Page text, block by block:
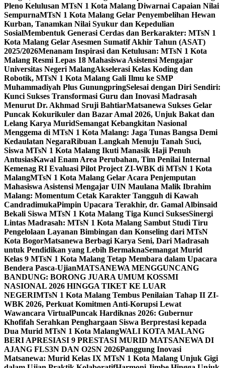
Pleno Kelulusan MTsN 1 Kota Malang Diwarnai Capaian Nilai
SempurnaMTsN 1 Kota Malang Gelar Penyembelihan Hewan
Kurban, Tanamkan Nilai Syukur dan Kepedulian
SosialMembentuk Generasi Cerdas dan Berkarakter: MTsN 1
Kota Malang Gelar Asesmen Sumatif Akhir Tahun (ASAT)
2025/2026Menanam Inspirasi dan Ketulusan: MTsN 1 Kota
Malang Resmi Lepas 18 Mahasiswa Asistensi Mengajar
Universitas Negeri MalangAkselerasi Kelas Koding dan
Robotik, MTsN 1 Kota Malang Gali Ilmu ke SMP
Muhammadiyah Plus GunungpringSelesai dengan Diri Sendiri:
Kunci Sukses Transformasi Guru dan Inovasi Madrasah
Menurut Dr. Akhmad Sruji BahtiarMatsanewa Sukses Gelar
Puncak Kokurikuler dan Bazar Amal 2026, Unjuk Bakat dan
Lelang Karya MuridSemangat Kebangkitan Nasional
Menggema di MTsN 1 Kota Malang: Jaga Tunas Bangsa Demi
Kedaulatan NegaraRibuan Langkah Menuju Tanah Suci,
Siswa MTsN 1 Kota Malang Ikuti Manasik Haji Penuh
AntusiasKawal Enam Area Perubahan, Tim Penilai Internal
Kemenag RI Evaluasi Pilot Project ZI-WBK di MTsN 1 Kota
MalangMTsN 1 Kota Malang Gelar Acara Penjemputan
Mahasiswa Asistensi Mengajar UIN Maulana Malik Ibrahim
Malang: Momentum Cetak Karakter Tangguh di Kawah
CandradimukaPimpin Upacara Terakhir, dr. Gamal Albinsaid
Bekali Siswa MTsN 1 Kota Malang Tiga Kunci SuksesSinergi
Lintas Madrasah: MTsN 1 Kota Malang Sambut Studi Tiru
Pengelolaan Layanan Bimbingan dan Konseling dari MTsN
Kota BogorMatsanewa Berbagi Karya Seni, Dari Madrasah
untuk Pendidikan yang Lebih BermaknaSemangat Murid
Kelas 9 MTsN 1 Kota Malang Tetap Membara dalam Upacara
Bendera Pasca-UjianMATSANEWA MENGGUNCANG
BANDUNG: BORONG JUARA UMUM KOSSMI
NASIONAL 2026 HINGGA TIKET KE LUAR
NEGERIMTsN 1 Kota Malang Tembus Penilaian Tahap II ZI-
WBK 2026, Perkuat Komitmen Anti-Korupsi Lewat
Wawancara VirtualPuncak Hardiknas 2026: Gubernur
Khofifah Serahkan Penghargaan Siswa Berprestasi kepada
Dua Murid MTsN 1 Kota MalangWALI KOTA MALANG
BERI APRESIASI 9 PRESTASI MURID MATSANEWA DI
AJANG FLS3N DAN O2SN 2026Panggung Inovasi
Matsanewa: Murid Kelas IX MTsN 1 Kota Malang Unjuk Gigi